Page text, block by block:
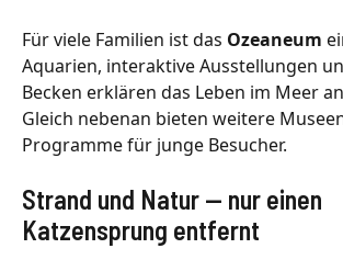
Für viele Familien ist das Ozeaneum
Aquarien, interaktive Ausstellungen
Becken erklären das Leben im Meer
Gleich nebenan bieten weitere
Programme für junge Besucher.
Strand und Natur — nur einen
Katzensprung entfernt